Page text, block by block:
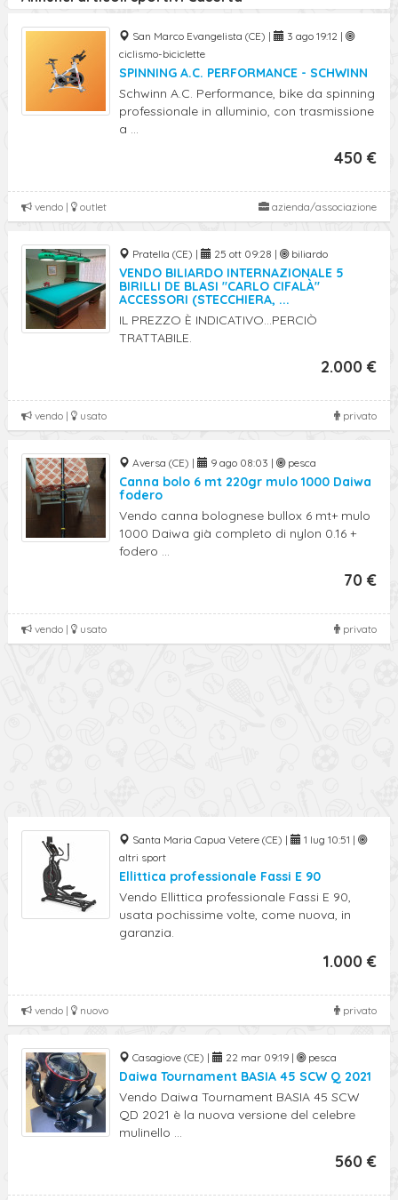
San Marco Evangelista (CE) |
3 ago 19:12 |
ciclismo-biciclette
SPINNING A.C. PERFORMANCE - SCHWINN
Schwinn A.C. Performance, bike da spinning
professionale in alluminio, con trasmissione
a ...
450 €
azienda/associazione
vendo | outlet
Pratella (CE) | 25 ott 09:28 | biliardo
VENDO BILIARDO INTERNAZIONALE 5
BIRILLI DE BLASI "CARLO CIFALÀ"
ACCESSORI (STECCHIERA, ...
IL PREZZO È INDICATIVO...PERCIÒ
TRATTABILE.
2.000 €
privato
vendo | usato
Aversa (CE) | 9 ago 08:03 | pesca
Canna bolo 6 mt 220gr mulo 1000 Daiwa
fodero
Vendo canna bolognese bullox 6 mt+ mulo
1000 Daiwa già completo di nylon 0.16 +
fodero ...
70 €
privato
vendo | usato
Santa Maria Capua Vetere (CE) |
1 lug 10:51 |
altri sport
Ellittica professionale Fassi E 90
Vendo Ellittica professionale Fassi E 90,
usata pochissime volte, come nuova, in
garanzia.
1.000 €
privato
vendo | nuovo
Casagiove (CE) | 22 mar 09:19 | pesca
Daiwa Tournament BASIA 45 SCW Q 2021
Vendo Daiwa Tournament BASIA 45 SCW
QD 2021 è la nuova versione del celebre
mulinello ...
560 €